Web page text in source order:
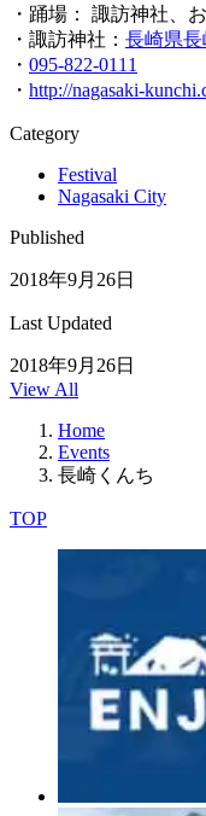
・踊場： 諏訪神社、
・諏訪神社： 長崎県長
・ 095-822-0111
・ http://nagasaki-
Category
Festival
Nagasaki City
Published
2018年9月26日
Last Updated
2018年9月26日
View All
Home
Events
長崎くんち
TOP